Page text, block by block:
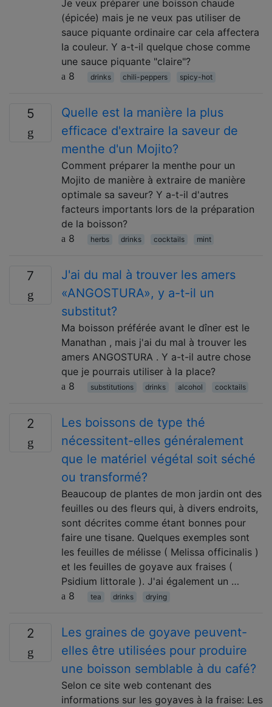
Je veux préparer une boisson chaude
(épicée) mais je ne veux pas utiliser de
sauce piquante ordinaire car cela affectera
la couleur. Y a-t-il quelque chose comme
une sauce piquante "claire"?
8
drinks chili-peppers spicy-hot
5
Quelle est la manière la plus
efficace d'extraire la saveur de
menthe d'un Mojito?
Comment préparer la menthe pour un
Mojito de manière à extraire de manière
optimale sa saveur? Y a-t-il d'autres
facteurs importants lors de la préparation
de la boisson?
8
herbs drinks cocktails mint
7
J'ai du mal à trouver les amers
«ANGOSTURA», y a-t-il un
substitut?
Ma boisson préférée avant le dîner est le
Manathan , mais j'ai du mal à trouver les
amers ANGOSTURA . Y a-t-il autre chose
que je pourrais utiliser à la place?
8
substitutions drinks alcohol cocktails
2
Les boissons de type thé
nécessitent-elles généralement
que le matériel végétal soit séché
ou transformé?
Beaucoup de plantes de mon jardin ont des
feuilles ou des fleurs qui, à divers endroits,
sont décrites comme étant bonnes pour
faire une tisane. Quelques exemples sont
les feuilles de mélisse ( Melissa officinalis )
et les feuilles de goyave aux fraises (
Psidium littorale ). J'ai également un …
8
tea drinks drying
2
Les graines de goyave peuvent-
elles être utilisées pour produire
une boisson semblable à du café?
Selon ce site web contenant des
informations sur les goyaves à la fraise: Les